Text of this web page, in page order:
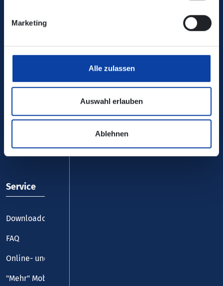
Marketing
Alle zulassen
Auswahl erlauben
Ablehnen
VRM-App nutzen und durchstarten
Service
Downloadcenter
FAQ
Online- und Handy-Tickets
"Mehr" Mobilität